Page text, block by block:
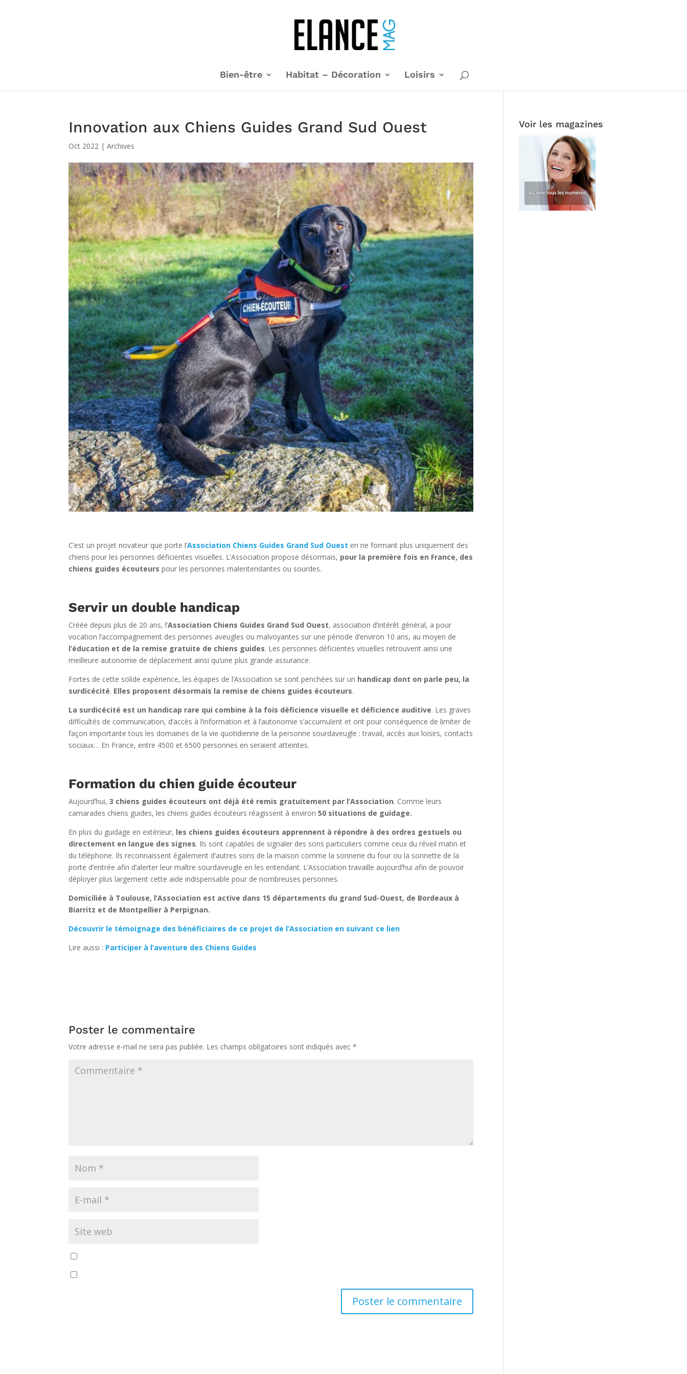
Bien-être Habitat – Décoration Loisirs
Innovation aux Chiens Guides Grand Sud Ouest
Oct 2022 |Archives
C‘est un projet novateur que porte l’Association Chiens Guides Grand Sud Ouest en ne formant plus uniquement des
chiens pour les personnes déficientes visuelles. L’Association propose désormais, pour la première fois en France, des
chiens guides écouteurs pour les personnes malentendantes ou sourdes.
Servir un double handicap
Créée depuis plus de 20 ans, l’Association Chiens Guides Grand Sud Ouest, association d’intérêt général, a pour
vocation l’accompagnement des personnes aveugles ou malvoyantes sur une période d’environ 10 ans, au moyen de
l’éducation et de la remise gratuite de chiens guides. Les personnes déficientes visuelles retrouvent ainsi une
meilleure autonomie de déplacement ainsi qu’une plus grande assurance.
Fortes de cette solide expérience, les équipes de l’Association se sont penchées sur un handicap dont on parle peu, la
surdicécité. Elles proposent désormais la remise de chiens guides écouteurs.
La surdicécité est un handicap rare qui combine à la fois déficience visuelle et déficience auditive. Les graves
difficultés de communication, d’accès à l’information et à l’autonomie s’accumulent et ont pour conséquence de limiter de
façon importante tous les domaines de la vie quotidienne de la personne sourdaveugle : travail, accès aux loisirs, contacts
sociaux… En France, entre 4500 et 6500 personnes en seraient atteintes.
Formation du chien guide écouteur
Aujourd’hui,3 chiens guides écouteurs ont déjà été remis gratuitement par l’Association. Comme leurs
camarades chiens guides, les chiens guides écouteurs réagissent à environ50 situations de guidage.
En plus du guidage en extérieur, les chiens guides écouteurs apprennent à répondre à des ordres gestuels ou
directement en langue des signes. Ils sont capables de signaler des sons particuliers comme ceux du réveil matin et
du téléphone. Ils reconnaissent également d’autres sons de la maison comme la sonnerie du four ou la sonnette de la
porte d’entrée afin d’alerter leur maître sourdaveugle en les entendant. L’Association travaille aujourd’hui afin de pouvoir
déployer plus largement cette aide indispensable pour de nombreuses personnes.
Domiciliée à Toulouse, l’Association est active dans 15 départements du grand Sud-Ouest, de Bordeaux à
Biarritz et de Montpellier à Perpignan.
Découvrir le témoignage des bénéficiaires de ce projet de l’Association en suivant ce lien
Lire aussi : Participer à l’aventure des Chiens Guides
Poster le commentaire
Votre adresse e-mail ne sera pas publiée. Les champs obligatoires sont indiqués avec*
Voir les magazines